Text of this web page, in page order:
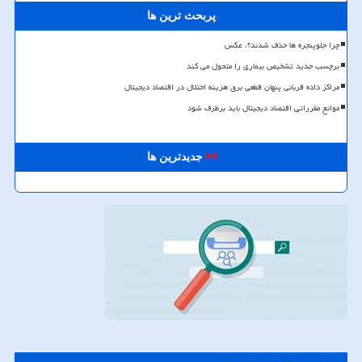
پربحث ترین ها
چرا جلوپنجره ها حذف شدند؟، عکس
برچسب جدید تشخیص بیماری را متحول می کند
مراکز داده قربانی پنهان قطعی برق هزینه اختلال در اقتصاد دیجیتال
موانع مقرراتی اقتصاد دیجیتال باید برطرف شود
جدیدترین ها